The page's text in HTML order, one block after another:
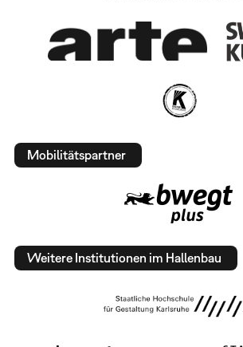
Mobilitätspartner
Weitere Institutionen im Hallenbau